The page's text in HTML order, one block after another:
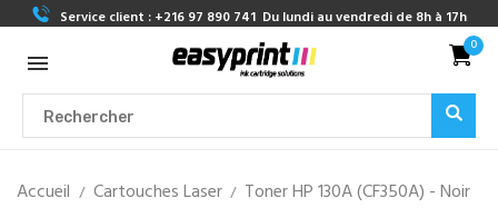
Service client : +216 97 890 741 Du lundi au vendredi de 8h à 17h
0
Accueil Cartouches Laser Toner HP 130A (CF350A) - Noir